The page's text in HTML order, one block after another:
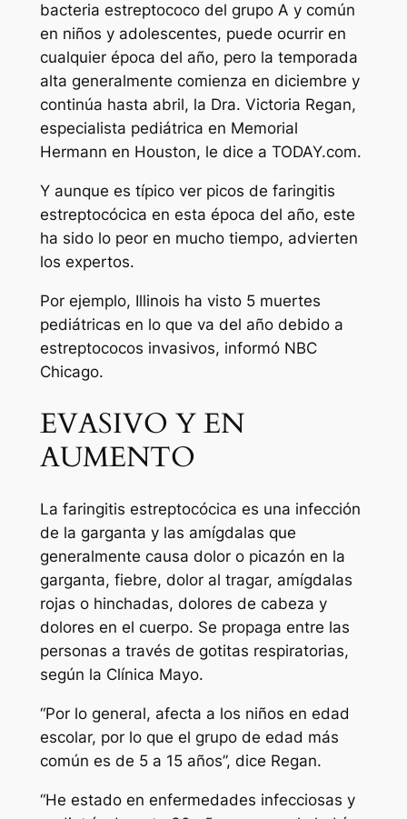
bacteria estreptococo del grupo A y común
en niños y adolescentes, puede ocurrir en
cualquier época del año, pero la temporada
alta generalmente comienza en diciembre y
continúa hasta abril, la Dra. Victoria Regan,
especialista pediátrica en Memorial
Hermann en Houston, le dice a TODAY.com.
Y aunque es típico ver picos de faringitis
estreptocócica en esta época del año, este
ha sido lo peor en mucho tiempo, advierten
los expertos.
Por ejemplo, Illinois ha visto 5 muertes
pediátricas en lo que va del año debido a
estreptococos invasivos, informó NBC
Chicago.
EVASIVO Y EN
AUMENTO
La faringitis estreptocócica es una infección
de la garganta y las amígdalas que
generalmente causa dolor o picazón en la
garganta, fiebre, dolor al tragar, amígdalas
rojas o hinchadas, dolores de cabeza y
dolores en el cuerpo. Se propaga entre las
personas a través de gotitas respiratorias,
según la Clínica Mayo.
“Por lo general, afecta a los niños en edad
escolar, por lo que el grupo de edad más
común es de 5 a 15 años”, dice Regan.
“He estado en enfermedades infecciosas y